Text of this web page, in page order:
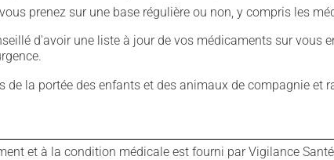
prenez sur une base régulière ou non, y compris les
d'avoir une liste à jour de vos médicaments sur
de la portée des enfants et des animaux de compagnie
et à la condition médicale est fourni par Vigilance